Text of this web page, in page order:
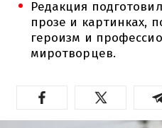
Редакция
прозе и картинках,
героизм и
миротворцев.